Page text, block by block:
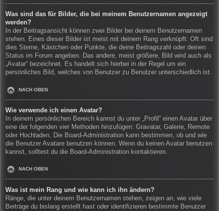
Was sind das für Bilder, die bei meinem Benutzernamen angezeigt
werden?
In der Beitragsansicht können zwei Bilder bei deinem Benutzernamen
stehen. Eines dieser Bilder ist meist mit deinem Rang verknüpft: Oft sind
dies Sterne, Kästchen oder Punkte, die deine Beitragszahl oder deinen
Status im Forum angeben. Das andere, meist größere, Bild wird auch als
„Avatar“ bezeichnet. Es handelt sich hierbei in der Regel um ein
persönliches Bild, welches von Benutzer zu Benutzer unterschiedlich ist.
NACH OBEN
Wie verwende ich einen Avatar?
In deinem persönlichen Bereich kannst du unter „Profil“ einen Avatar über
eine der folgenden vier Methoden hinzufügen: Gravatar, Galerie, Remote
oder Hochladen. Die Board-Administration kann bestimmen, ob und wie
die Benutzer Avatare benutzen können. Wenn du keinen Avatar benutzen
kannst, solltest du die Board-Administration kontaktieren.
NACH OBEN
Was ist mein Rang und wie kann ich ihn ändern?
Ränge, die unter deinem Benutzernamen stehen, zeigen an, wie viele
Beiträge du bislang erstellt hast oder identifizieren bestimmte Benutzer